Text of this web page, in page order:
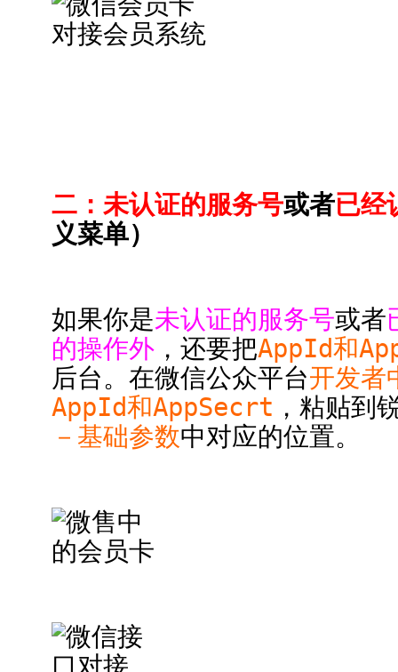
二：未认证的服务号或者已经
义菜单）
如果你是未认证的服务号或者
的操作外 ，还要把AppId和
后台。在微信公众平台开发者
AppId和AppSecrt ，粘贴到
－基础参数中对应的位置。